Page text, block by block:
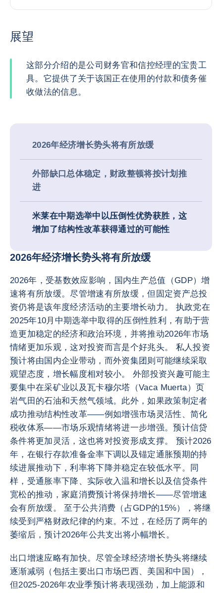
展望
这部分介绍的是公司财务官和信控经理的宝贵工
具。它提供了关于该国正在使用的付款和债务催
收做法的信息。
2026年经济增长势头将有所放缓
外部缺口总体稳定，财政整顿将按计划推
进
米莱在中期选举中以压倒性优势获胜，这
增加了结构性改革获得通过的可能性
2026年经济增长势头将有所放缓
2026年，受基数效应影响，国内生产总值（GDP）增
速将有所放缓。尽管增速有所放缓，但固定资产总投
资仍将是该年度经济活动的主要增长动力。 执政党在
2025年10月中期选举中取得的压倒性胜利，有助于营
造更加稳定的经济和政治环境，并将推动2026年市场
情绪更加乐观，这对投资而言是个好兆头。 私人投资
预计将由国内企业带动，而外资集团则可能继续采取
观望态度，增长幅度相对较小。 外部投资兴趣可能主
要集中在采矿业以及瓦卡穆尔塔（Vaca Muerta）页
岩气田的石油和天然气领域。此外，如果政策制定者
成功推动结构性改革——例如增强市场灵活性、简化
税收体系——市场乐观情绪将进一步增强。预计信贷
条件将更加灵活，这也将对投资形成支撑。 预计2026
年，在银行存款准备金率下调以及锚定通胀预期的持
续进展推动下，利率将下降并稳定在较低水平。同
样，受通胀率下降、实际收入温和增长以及信贷条件
宽松的推动，家庭消费预计将保持增长——尽管增速
会有所放缓。 至于公共消费（占GDP的15%），将继
续受到严格财政纪律的约束。不过，在经历了两年的
萎缩后，预计2026年公共支出将小幅增长。
出口增速应略有加快。尽管全球经济增长势头将继续
逐渐减弱（包括主要出口市场巴西、美国和中国），
但2025-2026年农业季预计将表现强劲，加上能源和